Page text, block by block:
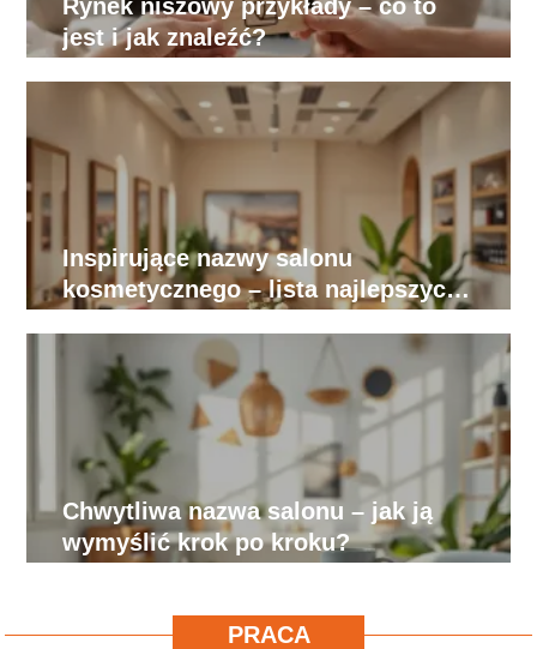
Rynek niszowy przykłady – co to
jest i jak znaleźć?
Inspirujące nazwy salonu
kosmetycznego – lista najlepszych
Chwytliwa nazwa salonu – jak ją
wymyślić krok po kroku?
PRACA